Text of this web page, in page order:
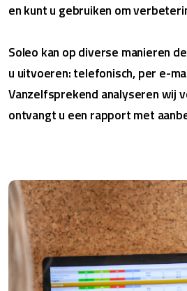
en kunt u gebruiken om
Soleo kan op diverse manieren
u uitvoeren: telefonisch, per e-
Vanzelfsprekend analyseren wij
ontvangt u een rapport met